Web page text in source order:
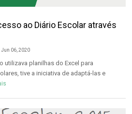
ao Diário Escolar através
Jun 06, 2020
utilizava planilhas do Excel para
tive a iniciativa de adaptá-las e